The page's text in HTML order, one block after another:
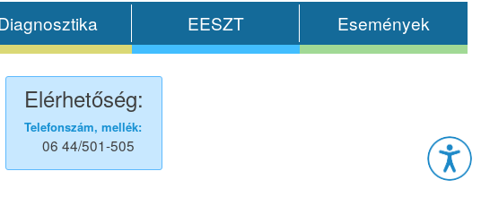
EESZT Események
Elérhetőség:
Telefonszám, mellék:
06 44/501-505